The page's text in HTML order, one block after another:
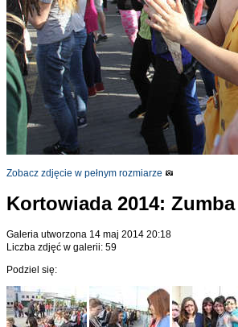
Zobacz zdjęcie w pełnym rozmiarze
Kortowiada 2014: Zumba
Galeria utworzona 14 maj 2014 20:18
Liczba zdjęć w galerii: 59
Podziel się: